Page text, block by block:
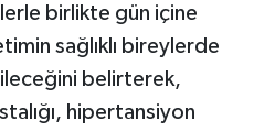
birlikte gün içine
sağlıklı bireylerde
belirterek,
hipertansiyon